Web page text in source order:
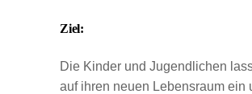
Ziel:
Die Kinder und Jugendlichen
auf ihren neuen Lebensraum ein